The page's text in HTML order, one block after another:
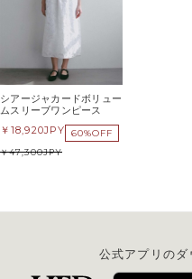
シアージャカードボリュー
ムスリーブワンピース
18,920JPY 60%OFF
47,300JPY
公式アプリの